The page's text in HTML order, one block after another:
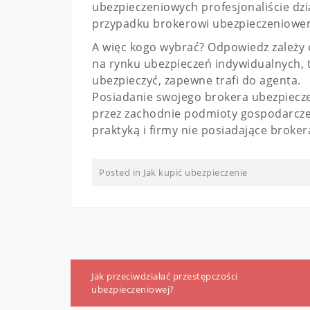
ubezpieczeniowych profesjonaliście
przypadku brokerowi
A więc kogo wybrać? Odpowiedz
na rynku ubezpieczeń indywidualnych,
ubezpieczyć, zapewne trafi do agenta.
Posiadanie swojego brokera
przez zachodnie podmioty
praktyką i firmy nie posiadające
Posted in Jak kupić ubezpieczenie
Nawigacja
wpisu
Jak przeciwdziałać przestępczości
ubezpieczeniowej?